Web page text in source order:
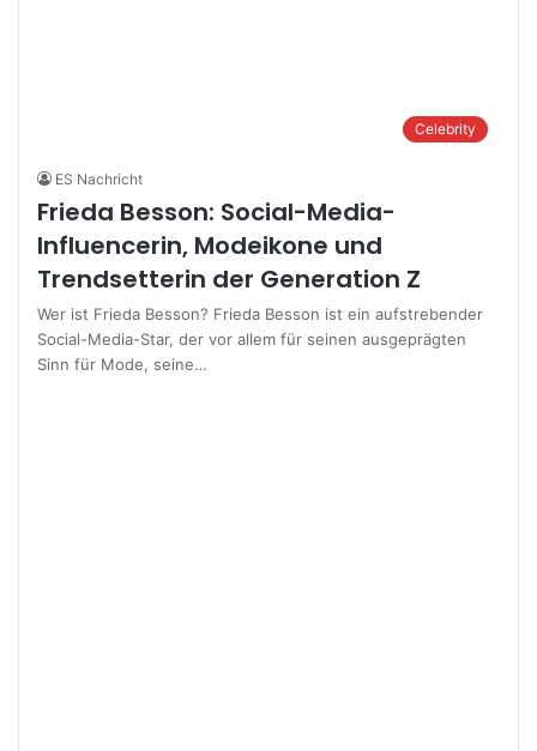
Celebrity
ES Nachricht
Frieda Besson: Social-Media-
Influencerin, Modeikone und
Trendsetterin der Generation Z
Wer ist Frieda Besson? Frieda Besson ist ein aufstrebender
Social-Media-Star, der vor allem für seinen ausgeprägten
Sinn für Mode, seine…